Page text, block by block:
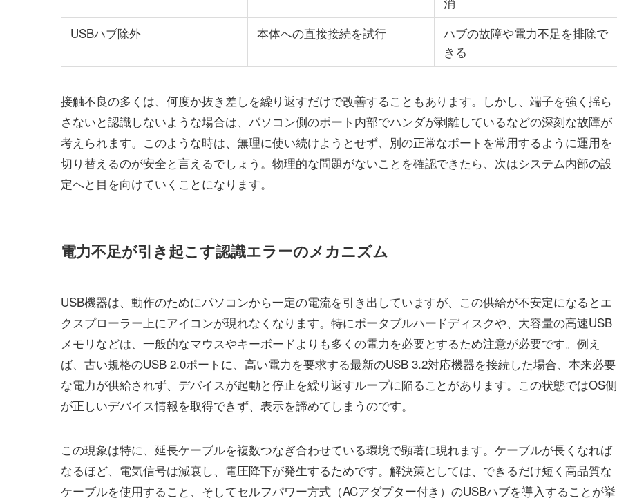
USBハブ除外
本体への直接接続を試行
ハブの故障や電力不足を排除で
きる
接触不良の多くは、何度か抜き差しを繰り返すだけで改善することもあります。しかし、端子を強く揺ら
さないと認識しないような場合は、パソコン側のポート内部でハンダが剥離しているなどの深刻な故障が
考えられます。このような時は、無理に使い続けようとせず、別の正常なポートを常用するように運用を
切り替えるのが安全と言えるでしょう。物理的な問題がないことを確認できたら、次はシステム内部の設
定へと目を向けていくことになります。
電力不足が引き起こす認識エラーのメカニズム
USB機器は、動作のためにパソコンから一定の電流を引き出していますが、この供給が不安定になるとエ
クスプローラー上にアイコンが現れなくなります。特にポータブルハードディスクや、大容量の高速USB
メモリなどは、一般的なマウスやキーボードよりも多くの電力を必要とするため注意が必要です。例え
ば、古い規格のUSB 2.0ポートに、高い電力を要求する最新のUSB 3.2対応機器を接続した場合、本来必要
な電力が供給されず、デバイスが起動と停止を繰り返すループに陥ることがあります。この状態ではOS側
が正しいデバイス情報を取得できず、表示を諦めてしまうのです。
この現象は特に、延長ケーブルを複数つなぎ合わせている環境で顕著に現れます。ケーブルが長くなれば
なるほど、電気信号は減衰し、電圧降下が発生するためです。解決策としては、できるだけ短く高品質な
ケーブルを使用すること、そしてセルフパワー方式（ACアダプター付き）のUSBハブを導入することが挙